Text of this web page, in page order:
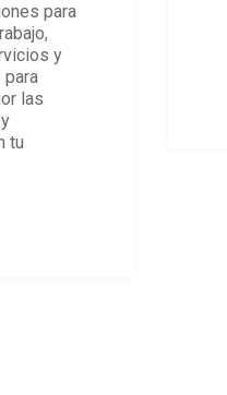
para
y
para
las
tu